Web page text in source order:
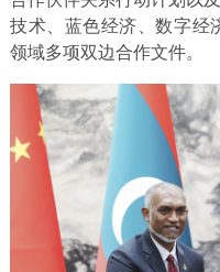
技术、蓝色经济、数字经
领域多项双边合作文件。